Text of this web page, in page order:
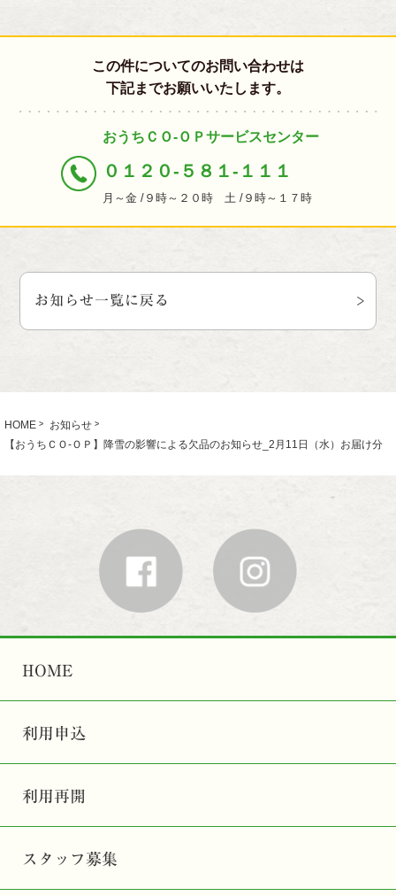
この件についてのお問い合わせは
下記までお願いいたします。
おうちＣＯ-ＯＰサービスセンター
０１２０-５８１-１１１
月～金 /９時～２０時 土 /９時～１７時
お知らせ一覧に戻る
HOME
お知らせ
【おうちＣＯ-ＯＰ】降雪の影響による欠品のお知らせ_2月11日（水）お届け分
HOME
利用申込
利用再開
スタッフ募集